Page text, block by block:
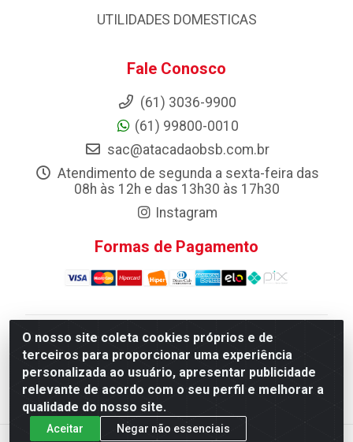
O nosso site coleta cookies próprios e de
terceiros para proporcionar uma experiência
personalizada ao usuário, apresentar publicidade
relevante de acordo com o seu perfil e melhorar a
qualidade do nosso site.
Aceitar Negar não essenciais
UTILIDADES DOMESTICAS
Fale Conosco
(61) 3036-9900
(61) 99800-0010
sac@atacadaobsb.com.br
Atendimento de segunda a sexta-feira das
08h às 12h e das 13h30 às 17h30
Instagram
Formas de Pagamento
Atacadao da Limpeza F. Pereira Queiroz Comercio e
Distribuicao LTDA - Quadra Qi 10 Lotes 39 e, 41 - Setor
Industrial (Taguatinga), Brasília/DF - CEP 72.135-100 -
CNPJ 13.184.675/0001-80